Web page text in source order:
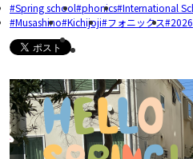
Spring school phonics International
Musashino Kichijoji フォニックス 2026